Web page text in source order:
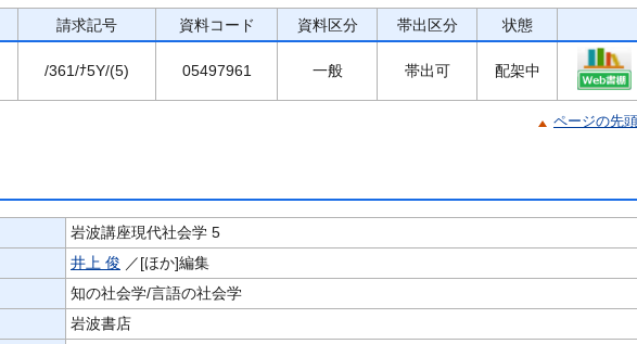
請求記号 資料コード 資料区分 帯出区分 状態
/361/ﾅ5Y/(5) 05497961 一般 帯出可 配架中
ページの先
岩波講座現代社会学 5
井上 俊 ／[ほか]編集
知の社会学/言語の社会学
岩波書店